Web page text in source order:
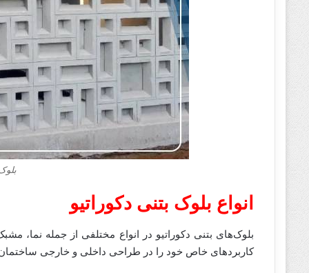
انواع بلوک بتنی دکوراتیو
بلوک‌های بتنی دکوراتیو در انواع مختلفی از جمله نما،
کاربردهای خاص خود را در طراحی داخلی و خارجی